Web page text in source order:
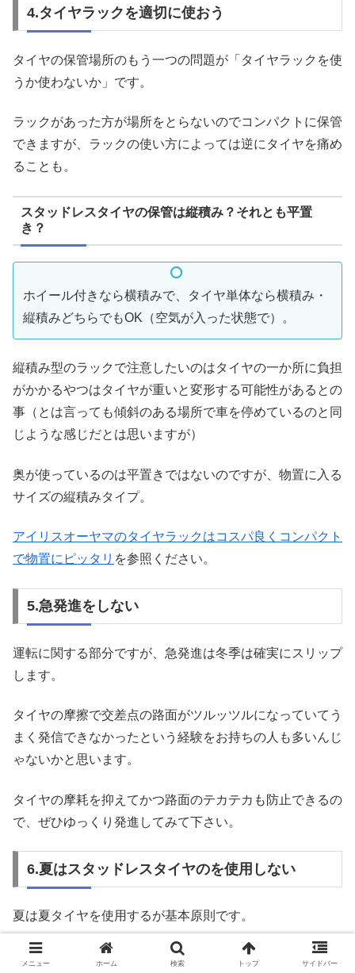
4.タイヤラックを適切に使おう
タイヤの保管場所のもう一つの問題が「タイヤラックを使
うか使わないか」です。
ラックがあった方が場所をとらないのでコンパクトに保管
できますが、ラックの使い方によっては逆にタイヤを痛め
ることも。
スタッドレスタイヤの保管は縦積み？それとも平置
き？
ホイール付きなら横積みで、タイヤ単体なら横積み・
縦積みどちらでもOK（空気が入った状態で）。
縦積み型のラックで注意したいのはタイヤの一か所に負担
がかかるやつはタイヤが重いと変形する可能性があるとの
事（とは言っても傾斜のある場所で車を停めているのと同
じような感じだとは思いますが）
奥が使っているのは平置きではないのですが、物置に入る
サイズの縦積みタイプ。
アイリスオーヤマのタイヤラックはコスパ良くコンパクト
で物置にピッタリ を参照ください。
5.急発進をしない
運転に関する部分ですが、急発進は冬季は確実にスリップ
します。
タイヤの摩擦で交差点の路面がツルッツルになっていてう
まく発信できなかったという経験をお持ちの人も多いんじ
ゃないかと思います。
タイヤの摩耗を抑えてかつ路面のテカテカも防止できるの
で、ぜひゆっくり発進してみて下さい。
6.夏はスタッドレスタイヤのを使用しない
夏は夏タイヤを使用するが基本原則です。
よくあるのが、タイヤのはき潰し（夏も使用するケー
メニュー ホーム 検索 トップ サイドバー